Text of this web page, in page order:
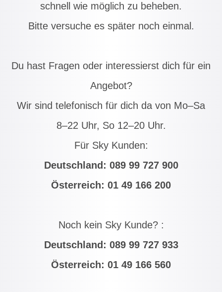
schnell wie möglich zu beheben.
Bitte versuche es später noch einmal.
Du hast Fragen oder interessierst dich für ein
Angebot?
Wir sind telefonisch für dich da von Mo–Sa
8–22 Uhr, So 12–20 Uhr.
Für Sky Kunden:
Deutschland: 089 99 727 900
Österreich: 01 49 166 200
Noch kein Sky Kunde? :
Deutschland: 089 99 727 933
Österreich: 01 49 166 560